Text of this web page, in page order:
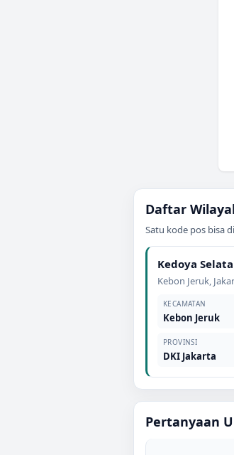
Daftar
Satu kode pos bisa
Kedoya
Kebon Jeruk,
KECAMATAN
Kebon Jeruk
PROVINSI
DKI Jakarta
Pertanyaan